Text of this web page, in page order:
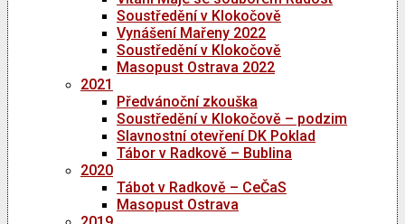
Soustředění v Klokočově
Vynášení Mařeny 2022
Soustředění v Klokočově
Masopust Ostrava 2022
2021
Předvánoční zkouška
Soustředění v Klokočově – podzim
Slavnostní otevření DK Poklad
Tábor v Radkově – Bublina
2020
Tábot v Radkově – CeČaS
Masopust Ostrava